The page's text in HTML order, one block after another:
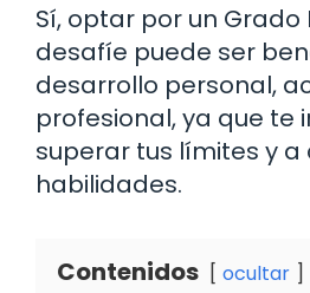
Sí, optar por un Grado
desafíe puede ser
desarrollo personal,
profesional, ya que te
superar tus límites y a
habilidades.
Contenidos ocultar